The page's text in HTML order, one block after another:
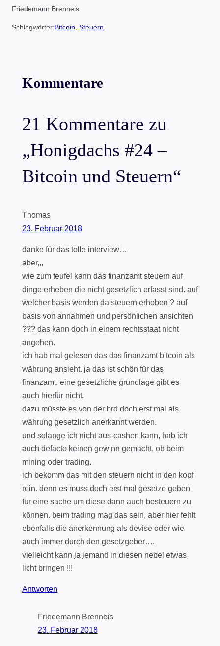
Friedemann Brenneis
Schlagwörter:Bitcoin Steuern
Kommentare
21 Kommentare zu
„Honigdachs #24 –
Bitcoin und Steuern“
Thomas
23. Februar 2018
danke für das tolle interview…
aber,,,
wie zum teufel kann das finanzamt steuern auf
dinge erheben die nicht gesetzlich erfasst sind. auf
welcher basis werden da steuern erhoben ? auf
basis von annahmen und persönlichen ansichten
??? das kann doch in einem rechtsstaat nicht
angehen.
ich hab mal gelesen das das finanzamt bitcoin als
währung ansieht. ja das ist schön für das
finanzamt, eine gesetzliche grundlage gibt es
auch hierfür nicht.
dazu müsste es von der brd doch erst mal als
währung gesetzlich anerkannt werden.
und solange ich nicht aus-cashen kann, hab ich
auch defacto keinen gewinn gemacht, ob beim
mining oder trading.
ich bekomm das mit den steuern nicht in den kopf
rein. denn es muss doch erst mal gesetze geben
für eine sache um diese dann auch besteuern zu
können. beim trading mag das sein, aber hier fehlt
ebenfalls die anerkennung als devise oder wie
auch immer durch den gesetzgeber….
vielleicht kann ja jemand in diesen nebel etwas
licht bringen !!!
Antworten
Friedemann Brenneis
23. Februar 2018